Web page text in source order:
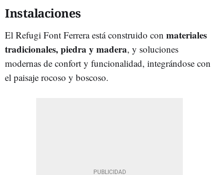
Instalaciones
El Refugi Font Ferrera está construido con materiales
tradicionales, piedra y madera, y soluciones
modernas de confort y funcionalidad, integrándose con
el paisaje rocoso y boscoso.